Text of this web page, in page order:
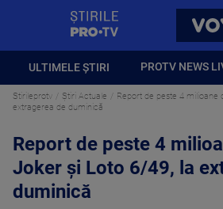
ULTIMELE ȘTIRI PROTV NEWS
Stirileprotv Știri Actuale
Report de peste 4 milioane
extragerea de duminică
Report de peste 4
Joker și Loto 6/49, la
duminică